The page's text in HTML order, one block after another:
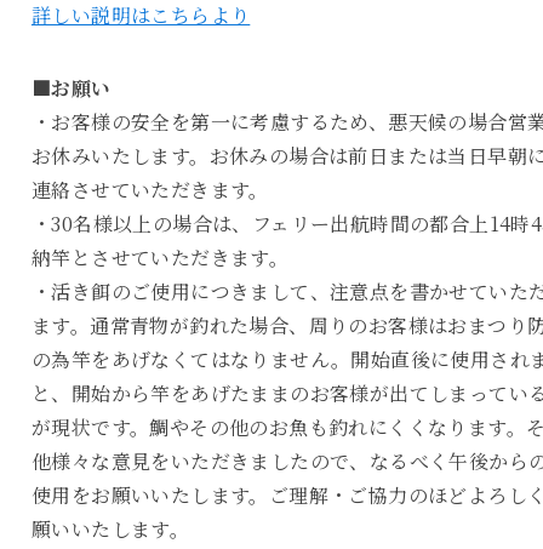
詳しい説明はこちらより
■お願い
・お客様の安全を第一に考慮するため、悪天候の場合営
お休みいたします。お休みの場合は前日または当日早朝
連絡させていただきます。
・30名様以上の場合は、フェリー出航時間の都合上14時
納竿とさせていただきます。
・活き餌のご使用につきまして、注意点を書かせていた
ます。通常青物が釣れた場合、周りのお客様はおまつり
の為竿をあげなくてはなりません。開始直後に使用され
と、開始から竿をあげたままのお客様が出てしまってい
が現状です。鯛やその他のお魚も釣れにくくなります。
他様々な意見をいただきましたので、なるべく午後から
使用をお願いいたします。ご理解・ご協力のほどよろし
願いいたします。